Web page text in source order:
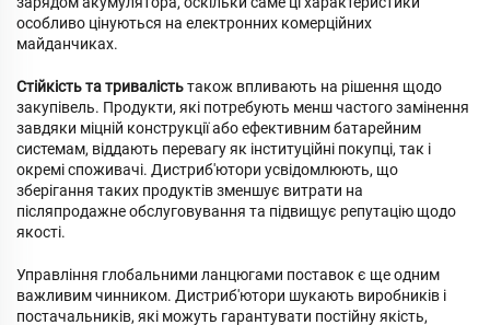
особливо цінуються на електронних комерційних
майданчиках.
Стійкість та тривалістьтакож впливають на рішення щодо
закупівель. Продукти, які потребують менш частого замінення
завдяки міцній конструкції або ефективним батарейним
системам, віддають перевагу як інституційні покупці, так і
окремі споживачі. Дистриб'ютори усвідомлюють, що
зберігання таких продуктів зменшує витрати на
післяпродажне обслуговування та підвищує репутацію щодо
якості.
Управління глобальними ланцюгами поставок є ще одним
важливим чинником. Дистриб'ютори шукають виробників і
постачальників, які можуть гарантувати постійну якість,